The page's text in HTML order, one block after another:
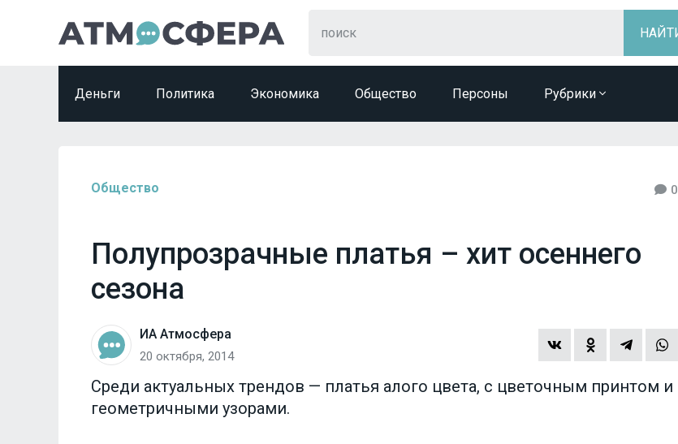
Деньги Политика Экономика Общество Персоны Рубрики
Общество 0
Полупрозрачные платья – хит осеннего
сезона
ИА Атмосфера
20 октября, 2014
Среди актуальных трендов — платья алого цвета, с цветочным принтом и
геометричными узорами.